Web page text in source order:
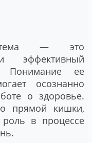
— это
эффективный
Понимание ее
осознанно
о здоровье.
прямой кишки,
в процессе